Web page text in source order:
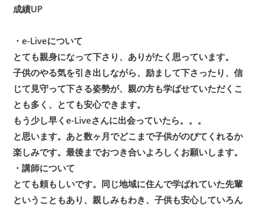
成績UP
・e-Liveについて
とても親身になって下さり、ありがたく思っています。
子供のやる気を引き出しながら、励まして下さったり、信
じて見守って下さる姿勢が、親の方も学ばせていただくこ
とも多く、とても安心できます。
もう少し早くe-Liveさんに出会っていたら。。。
と思います。あと数ヶ月でどこまで子供がのびてくれるか
楽しみです。最後までおつき合いよろしくお願いします。
・講師について
とても頼もしいです。同じ地域に住んで学ばれていた先輩
ということもあり、親しみもわき、子供も安心していろん